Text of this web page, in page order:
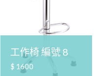
工作椅 編號 8
$ 1600